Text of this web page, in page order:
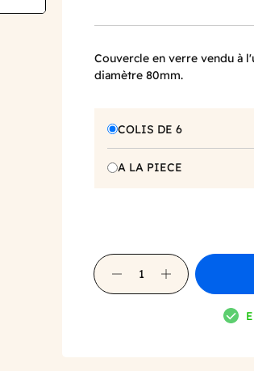
Couvercle en verre vendu à
diamètre 80mm.
COLIS DE 6
A LA PIECE